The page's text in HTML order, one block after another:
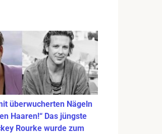
überwucherten Nägeln
Haaren!“ Das jüngste
Rourke wurde zum